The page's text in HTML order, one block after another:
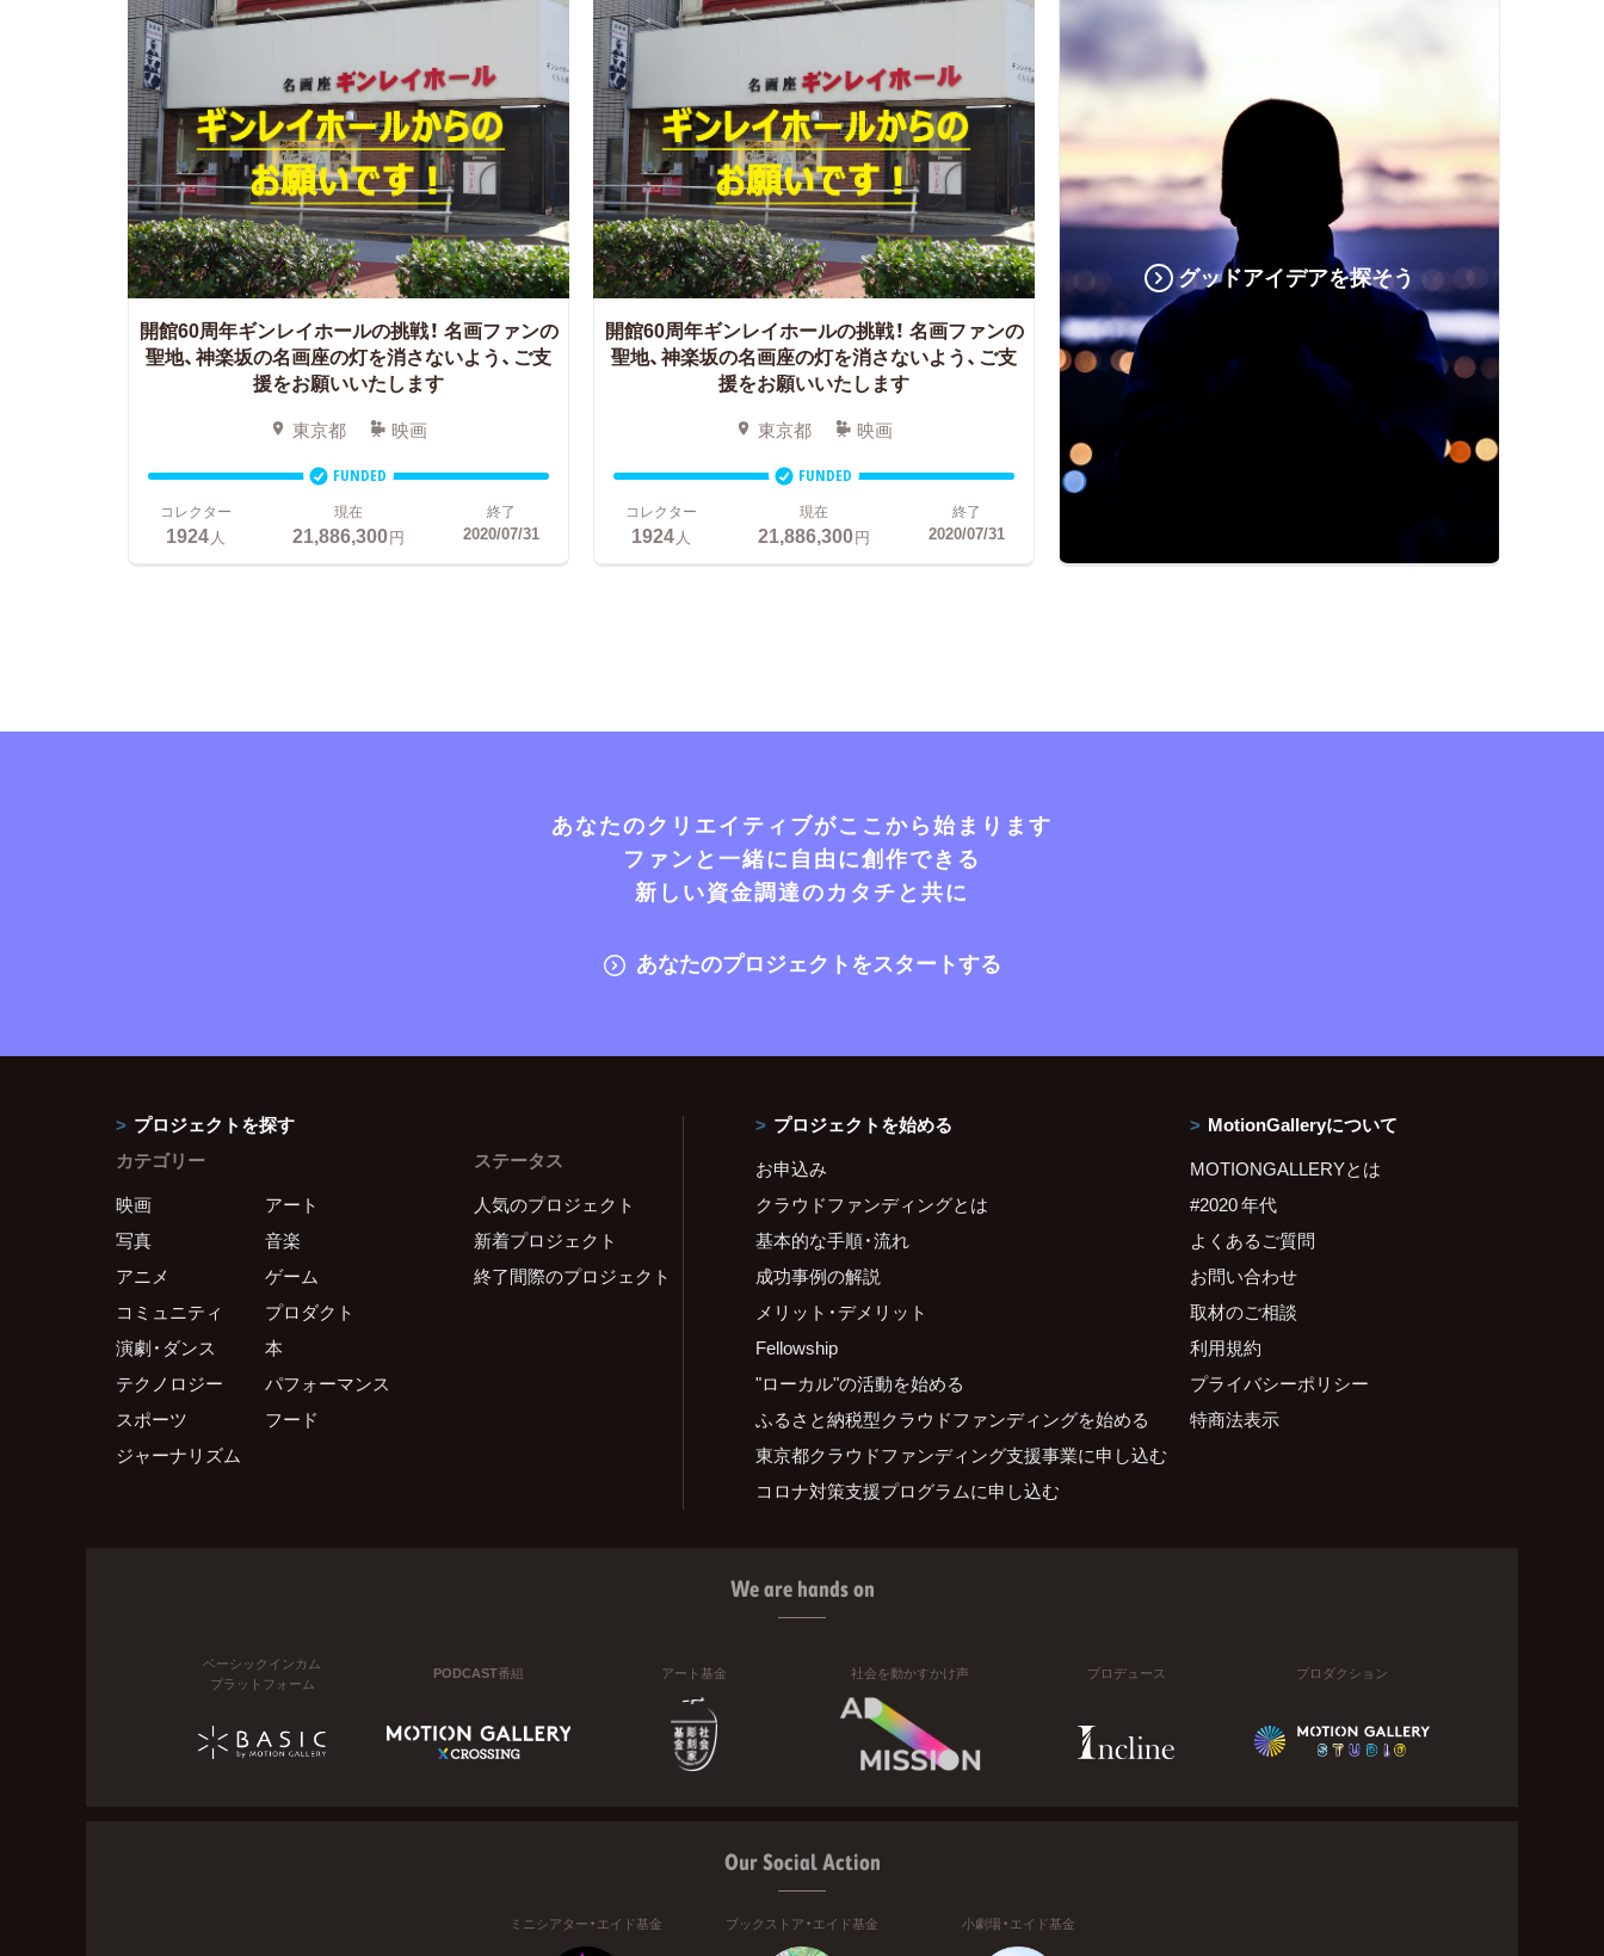
開館60周年ギンレイホールの挑戦！ 名画ファンの
聖地、神楽坂の名画座の灯を消さないよう、ご支
援をお願いいたします
東京都 映画
FUNDED
コレクター
1924 人
現在
21,886,300円
終了
2020/07/31
開館60周年ギンレイホールの挑戦！ 名画ファンの
聖地、神楽坂の名画座の灯を消さないよう、ご支
援をお願いいたします
東京都 映画
FUNDED
コレクター
1924 人
現在
21,886,300円
終了
2020/07/31
グッドアイデアを探そう
あなたのクリエイティブがここから始まります
ファンと一緒に自由に創作できる
新しい資金調達のカタチと共に
あなたのプロジェクトをスタートする
プロジェクトを探す
カテゴリー
映画
アート
写真
音楽
アニメ
ゲーム
コミュニティ
プロダクト
演劇・ダンス
本
テクノロジー
パフォーマンス
スポーツ
フード
ジャーナリズム
ステータス
人気のプロジェクト
新着プロジェクト
終了間際のプロジェクト
プロジェクトを始める
お申込み
クラウドファンディングとは
基本的な手順・流れ
成功事例の解説
メリット・デメリット
Fellowship
"ローカル"の活動を始める
ふるさと納税型クラウドファンディングを始める
東京都クラウドファンディング支援事業に申し込む
コロナ対策支援プログラムに申し込む
MotionGalleryについて
MOTIONGALLERYとは
#2020 年代
よくあるご質問
お問い合わせ
取材のご相談
利用規約
プライバシーポリシー
特商法表示
We are hands on
ベーシックインカム
プラットフォーム
PODCAST番組 アート基金 社会を動かすかけ声 プロデュース プロダクション
Our Social Action
ミニシアター・エイド基金 ブックストア・エイド基金 小劇場・エイド基金